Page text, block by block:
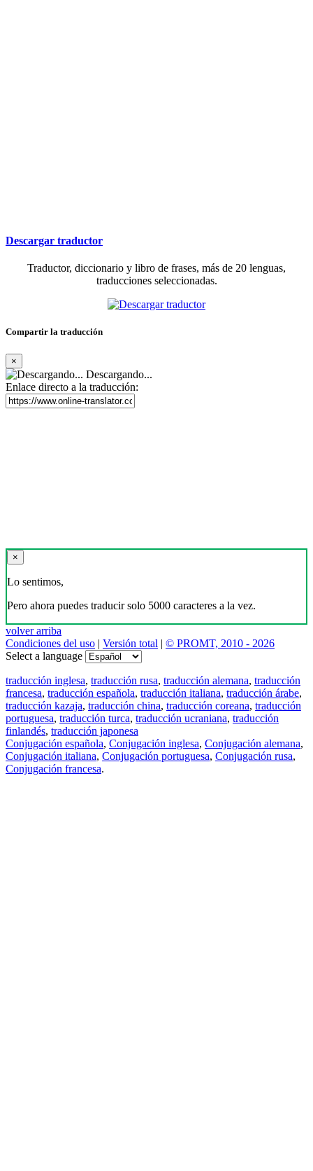
Descargar traductor
Traductor, diccionario y libro de frases, más de 20 lenguas,
traducciones seleccionadas.
Compartir la traducción
×
Descargando...
Enlace directo a la traducción:
×
Lo sentimos,
Pero ahora puedes traducir solo 5000 caracteres a la vez.
volver arriba
Condiciones del uso | Versión total | © PROMT, 2010 - 2026
Select a language
traducción inglesa, traducción rusa, traducción alemana, traducción
francesa, traducción española, traducción italiana, traducción árabe,
traducción kazaja, traducción china, traducción coreana, traducción
portuguesa, traducción turca, traducción ucraniana, traducción
finlandés, traducción japonesa
Conjugación española, Conjugación inglesa, Conjugación alemana,
Conjugación italiana, Conjugación portuguesa, Conjugación rusa,
Conjugación francesa.